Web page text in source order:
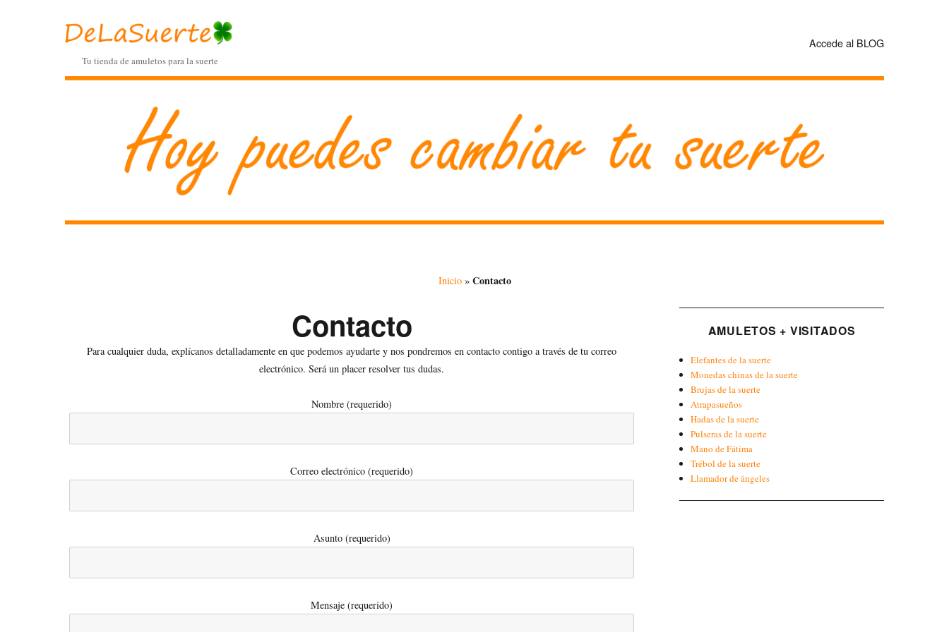
Tu tienda de amuletos para la suerte
Accede al BLOG
Inicio» Contacto
Contacto
Para cualquier duda, explícanos detalladamente en que podemos ayudarte y nos pondremos en contacto contigo a través de tu correo
electrónico. Será un placer resolver tus dudas.
Nombre (requerido)
Correo electrónico (requerido)
Asunto (requerido)
Mensaje (requerido)
AMULETOS + VISITADOS
Elefantes de la suerte
Monedas chinas de la suerte
Brujas de la suerte
Atrapasueños
Hadas de la suerte
Pulseras de la suerte
Mano de Fátima
Trébol de la suerte
Llamador de ángeles